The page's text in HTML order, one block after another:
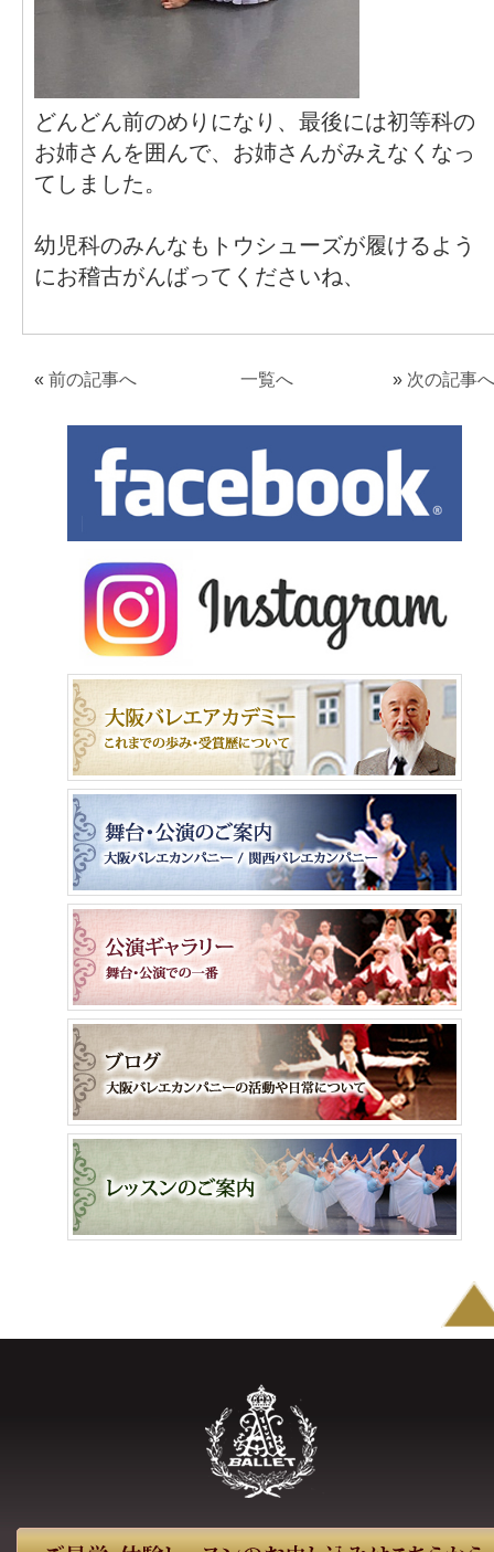
どんどん前のめりになり、最後には初等科の
お姉さんを囲んで、お姉さんがみえなくなっ
てしました。
幼児科のみんなもトウシューズが履けるよう
にお稽古がんばってくださいね、
« 前の記事へ 一覧へ » 次の記事へ